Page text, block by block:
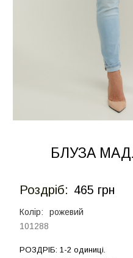
БЛУЗА
Роздрiб: 465 грн
Колір:
рожевий
101288
РОЗДРIБ: 1-2 одиниці.